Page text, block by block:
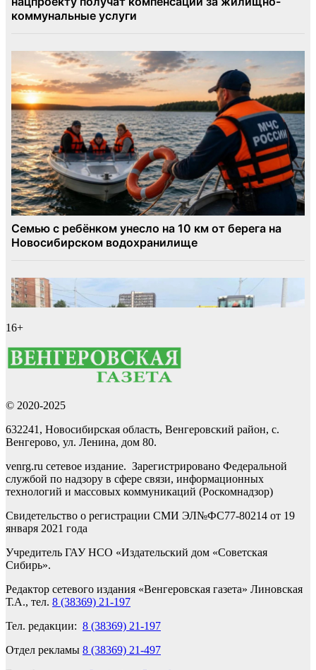
16+
© 2020-2025
632241, Новосибирская область, Венгеровский район, с.
Венгерово, ул. Ленина, дом 80.
venrg.ru сетевое издание. Зарегистрировано Федеральной
службой по надзору в сфере связи, информационных
технологий и массовых коммуникаций (Роскомнадзор)
Свидетельство о регистрации СМИ ЭЛ№ФС77-80214 от 19
января 2021 года
Учредитель ГАУ НСО «Издательский дом «Советская
Сибирь».
Редактор сетевого издания «Венгеровская газета» Линовская
Т.А., тел. 8 (38369) 21-197
Тел. редакции: 8 (38369) 21-197
Отдел рекламы 8 (38369) 21-497